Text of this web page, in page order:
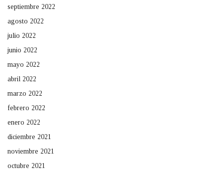
septiembre 2022
agosto 2022
julio 2022
junio 2022
mayo 2022
abril 2022
marzo 2022
febrero 2022
enero 2022
diciembre 2021
noviembre 2021
octubre 2021